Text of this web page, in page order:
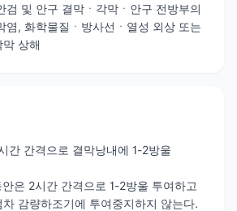
검 및 안구 결막ㆍ각막ㆍ안구 전방부의
염, 화학물질ㆍ방사선ㆍ열성 외상 또는
상해
간 간격으로 결막낭내에 1-2방울
은 2시간 간격으로 1-2방울 투여하고
감량하조기에 투여중지하지 않는다.